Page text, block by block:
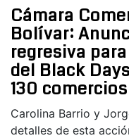
Cámara
Bolívar:
regresiva
del Black
130
Carolina Barrio y
detalles de esta